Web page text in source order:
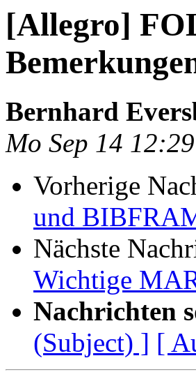
[Allegro]
Bernhard
Mo Sep 14
Vorherige
und
Nächste
Wichtige
Nachrichten
(Subject) ] [